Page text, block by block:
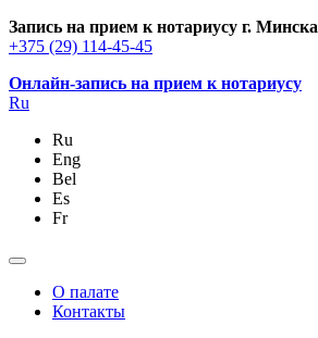
Запись на прием к нотариусу г. Минска
+375 (29) 114-45-45
Онлайн-запись на прием к нотариусу
Ru
Ru
Eng
Bel
Es
Fr
О палате
Контакты